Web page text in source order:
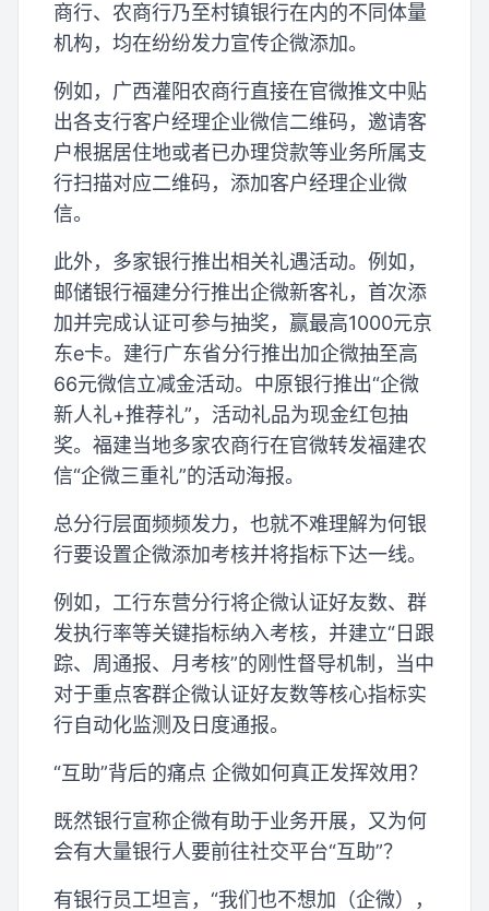
商行、农商行乃至村镇银行在内的不同体量
机构，均在纷纷发力宣传企微添加。
例如，广西灌阳农商行直接在官微推文中贴
出各支行客户经理企业微信二维码，邀请客
户根据居住地或者已办理贷款等业务所属支
行扫描对应二维码，添加客户经理企业微
信。
此外，多家银行推出相关礼遇活动。例如，
邮储银行福建分行推出企微新客礼，首次添
加并完成认证可参与抽奖，赢最高1000元京
东e卡。建行广东省分行推出加企微抽至高
66元微信立减金活动。中原银行推出“企微
新人礼+推荐礼”，活动礼品为现金红包抽
奖。福建当地多家农商行在官微转发福建农
信“企微三重礼”的活动海报。
总分行层面频频发力，也就不难理解为何银
行要设置企微添加考核并将指标下达一线。
例如，工行东营分行将企微认证好友数、群
发执行率等关键指标纳入考核，并建立“日跟
踪、周通报、月考核”的刚性督导机制，当中
对于重点客群企微认证好友数等核心指标实
行自动化监测及日度通报。
“互助”背后的痛点 企微如何真正发挥效用？
既然银行宣称企微有助于业务开展，又为何
会有大量银行人要前往社交平台“互助”？
有银行员工坦言，“我们也不想加（企微），